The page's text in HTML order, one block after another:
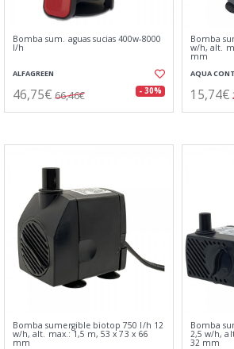
Bomba sum. aguas sucias 400w-8000
l/h
ALFAGREEN
46,75€ 66,46€ - 30%
Bomba
w/h, alt.
mm
AQUA
15,74€
Bomba sumergible biotop 750 l/h 12
w/h, alt. max.: 1,5 m, 53 x 73 x 66
mm
Bomba
2,5 w/h,
32 mm